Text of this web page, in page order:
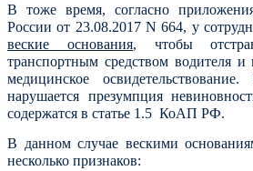
В тоже время, согласно
России от 23.08.2017 N 664, у
веские основания, чтобы
транспортным средством водителя и
медицинское
нарушается презумпция
содержатся в статье 1.5 КоАП РФ.
В данном случае вескими
несколько признаков: